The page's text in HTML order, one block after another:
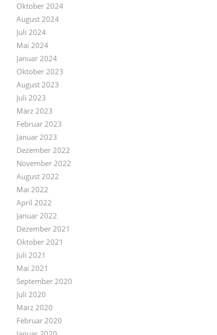
Oktober 2024
August 2024
Juli 2024
Mai 2024
Januar 2024
Oktober 2023
August 2023
Juli 2023
März 2023
Februar 2023
Januar 2023
Dezember 2022
November 2022
August 2022
Mai 2022
April 2022
Januar 2022
Dezember 2021
Oktober 2021
Juli 2021
Mai 2021
September 2020
Juli 2020
März 2020
Februar 2020